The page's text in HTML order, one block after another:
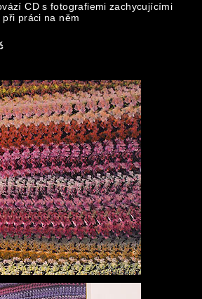
CD s fotografiemi zachycujícími
při práci na něm